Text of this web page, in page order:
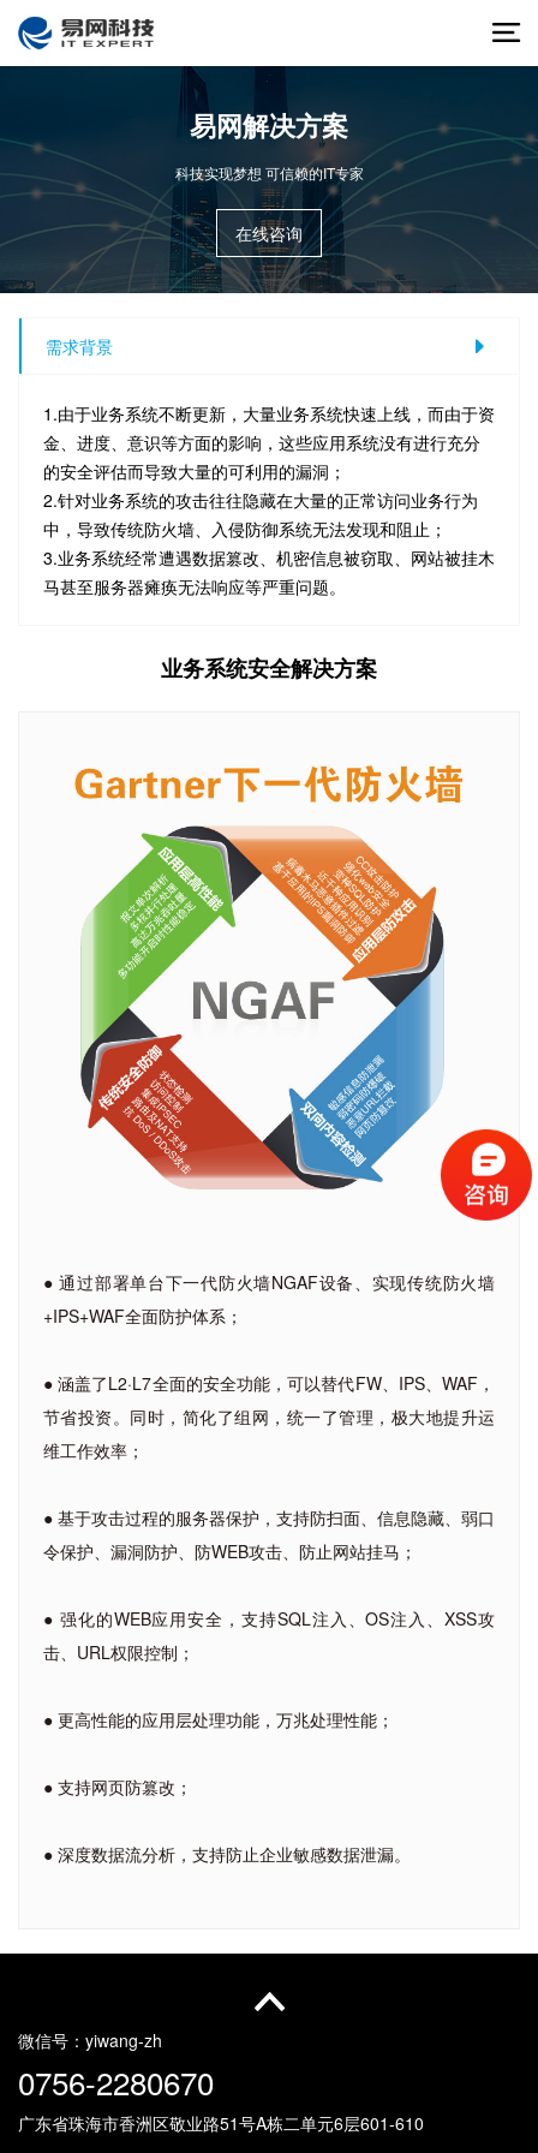
易网解决方案
科技实现梦想 可信赖的IT专家
在线咨询
需求背景
1.由于业务系统不断更新，大量业务系统快速上线，而由于资
金、进度、意识等方面的影响，这些应用系统没有进行充分
的安全评估而导致大量的可利用的漏洞；
2.针对业务系统的攻击往往隐藏在大量的正常访问业务行为
中，导致传统防火墙、入侵防御系统无法发现和阻止；
3.业务系统经常遭遇数据篡改、机密信息被窃取、网站被挂木
马甚至服务器瘫痪无法响应等严重问题。
业务系统安全解决方案
● 通过部署单台下一代防火墙NGAF设备、实现传统防火墙
+IPS+WAF全面防护体系；
● 涵盖了L2·L7全面的安全功能，可以替代FW、IPS、WAF，
节省投资。同时，简化了组网，统一了管理，极大地提升运
维工作效率；
● 基于攻击过程的服务器保护，支持防扫面、信息隐藏、弱口
令保护、漏洞防护、防WEB攻击、防止网站挂马；
● 强化的WEB应用安全，支持SQL注入、OS注入、XSS攻
击、URL权限控制；
● 更高性能的应用层处理功能，万兆处理性能；
● 支持网页防篡改；
● 深度数据流分析，支持防止企业敏感数据泄漏。
微信号： yiwang-zh
0756-2280670
广东省珠海市香洲区敬业路51号A栋二单元6层601-610